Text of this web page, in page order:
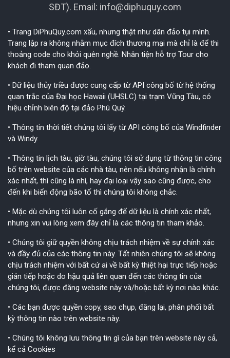
SĐT). Email: info@diphuquy.com
• Trang DiPhuQuy.com xấu, nhưng thật như dân đảo tụi mình.
Trang lập ra không nhằm mục đích thương mại mà chỉ là để thi
thoảng code cho khỏi quên nghề. Nhân tiện hỗ trợ Tour cho
khách đi tham quan đảo.
• Dữ liệu thủy triều được cung cấp từ API công bố từ hệ thống
quan trắc của Đại học Hawaii (UHSLC) tại trạm Vũng Tàu, có
hiệu chỉnh biên độ tại đảo Phú Quý.
• Thông tin thời tiết chúng tôi lấy từ API công bố của Windfinder
và Windy.
• Thông tin lịch tàu, giờ tàu, chúng tôi sử dụng từ thông tin công
bố trên website của các nhà tàu, nên nếu không nhận là chính
xác nhất, thì cũng là nhì, hay đại loại vậy sao cũng được, cho
đến khi biển động bão tố thì chúng tôi không chắc.
• Mặc dù chúng tôi luôn cố gắng để dữ liệu là chính xác nhất,
nhưng xin vui lòng xem đây chỉ là các thông tin tham khảo.
• Chúng tôi giữ quyền không chịu trách nhiệm về sự chính xác
và đầy đủ của các thông tin này. Tất nhiên chúng tôi sẽ không
chịu trách nhiệm với bất cứ ai về bất kỳ thiệt hại trực tiếp hoặc
gián tiếp hoặc do hậu quả liên quan đến các thông tin của
chúng tôi, được đăng website này và/hoặc bất kỳ nơi nào khác.
• Các bạn được quyền copy, sao chụp, đăng lại, phân phối bất
kỳ thông tin nào trên website này.
• Chúng tôi không lưu thông tin gì của bạn trên website này cả,
kể cả Cookies